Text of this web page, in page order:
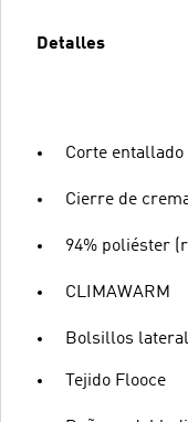
Detalles
Corte entallado
Cierre de
94% poliéster
CLIMAWARM
Bolsillos
Tejido Flooce